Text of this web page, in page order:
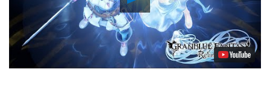
Video